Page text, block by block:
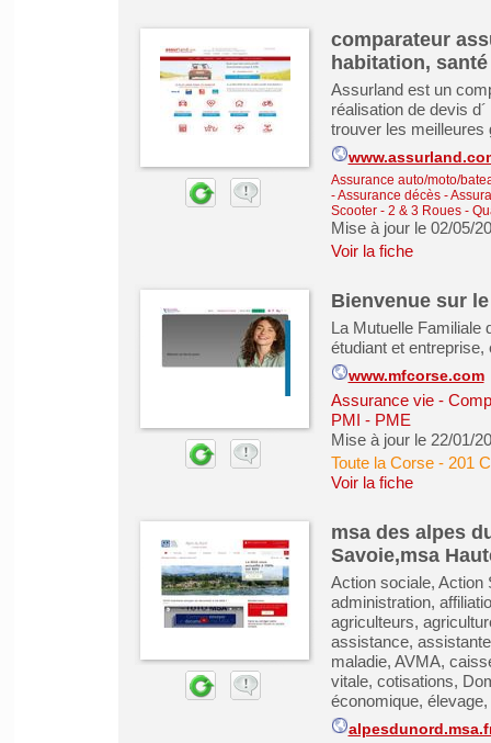
comparateur
habitation,
Assurland est un
réalisation de devis
trouver les meilleures
Assurance auto/moto/
- Assurance décès-
Scooter - 2 & 3 Roues -
Mise à jour le 02/05/
Voir la fiche
Bienvenue sur
La Mutuelle Familiale
étudiant et
www.mfcorse.com
Assurance vie -
PMI - PME
Mise à jour le 22/01/
Toute la Corse- 201
Voir la fiche
msa des alpes
Savoie,msa
Action sociale, Action
administration,
agriculteurs,
assistance,
maladie, AVMA,
vitale, cotisations,
économique,